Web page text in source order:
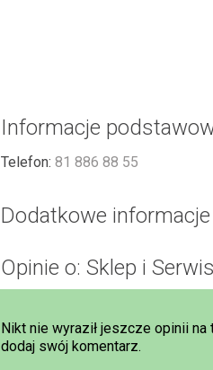
Informacje
Telefon: 81 886 88 55
Dodatkowe informacje
Opinie o: Sklep i
Nikt nie wyraził jeszcze opinii
dodaj swój komentarz.